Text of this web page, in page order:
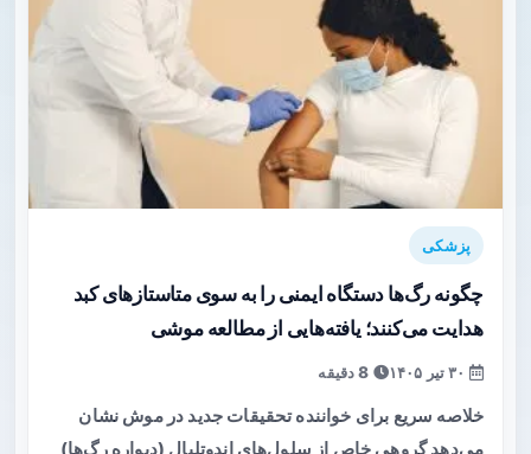
پزشکی
چگونه رگ‌ها دستگاه ایمنی را به سوی متاستازهای کبد
هدایت می‌کنند؛ یافته‌هایی از مطالعه موشی
خلاصه سریع برای خواننده تحقیقات جدید در موش نشان
می‌دهد گروهی خاص از سلول‌های اندوتلیال (دیواره رگ‌ها)